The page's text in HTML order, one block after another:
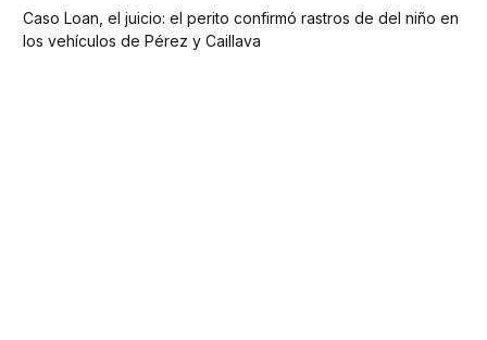
Caso Loan, el juicio: el perito confirmó rastros de del niño en
los vehículos de Pérez y Caillava